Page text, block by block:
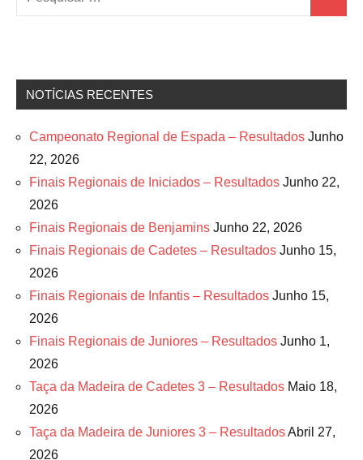
por:
NOTÍCIAS RECENTES
Campeonato Regional de Espada – Resultados Junho
22, 2026
Finais Regionais de Iniciados – Resultados Junho 22,
2026
Finais Regionais de Benjamins Junho 22, 2026
Finais Regionais de Cadetes – Resultados Junho 15,
2026
Finais Regionais de Infantis – Resultados Junho 15,
2026
Finais Regionais de Juniores – Resultados Junho 1,
2026
Taça da Madeira de Cadetes 3 – Resultados Maio 18,
2026
Taça da Madeira de Juniores 3 – ResultadosAbril 27,
2026